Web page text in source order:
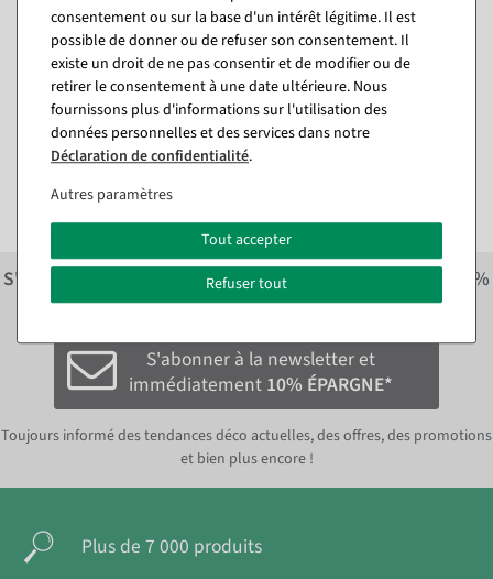
Dévidoir supplémentaire
"Standard" larg. de rouleau
75 cm
Disponible immédiatement
117,81 €
99,00 EUR hors TVA
Dévidoir supplémentaire
"Standard" larg. de rouleau
50 cm
Prêt à être expédié dans
environ 3 semaines
S'inscrire à la newsletter et recevoir immédiatement 10%
économiser sur la prochaine commande.*
S'abonner à la newsletter et
immédiatement 10% ÉPARGNE*
Toujours informé des tendances déco actuelles, des offres, des promotions
et bien plus encore !
Plus de 7 000 produits
consentement ou sur la base d'un intérêt légitime. Il est
possible de donner ou de refuser son consentement. Il
existe un droit de ne pas consentir et de modifier ou de
retirer le consentement à une date ultérieure. Nous
fournissons plus d'informations sur l'utilisation des
données personnelles et des services dans notre
Déclaration de confidentialité.
Autres paramètres
Tout accepter
Refuser tout